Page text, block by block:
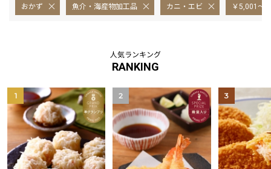
おかず 魚介・海産物加工品 カニ・エビ ￥5,001～
人気ランキング
RANKING
1 2 3